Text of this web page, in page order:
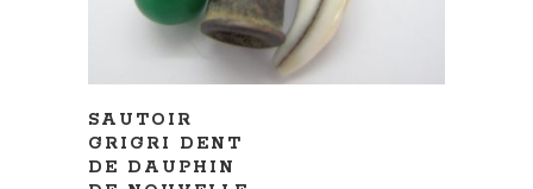
SAUTOIR
GRIGRI DENT
DE DAUPHIN